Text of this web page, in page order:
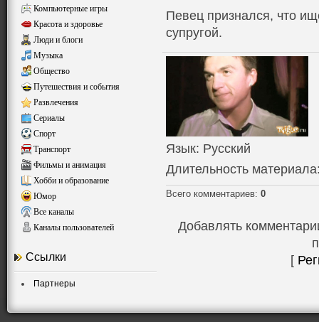
Компьютерные игры
Красота и здоровье
Люди и блоги
Музыка
Общество
Путешествия и события
Развлечения
Сериалы
Спорт
Транспорт
Фильмы и анимация
Хобби и образование
Юмор
Все каналы
Каналы пользователей
Ссылки
Партнеры
Певец признался, что
супругой.
Язык: Русский
Длительность материала
Всего комментариев: 0
Добавлять
[